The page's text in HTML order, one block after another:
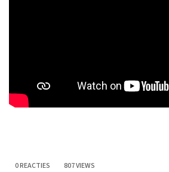
0 REACTIES 807 VIEWS